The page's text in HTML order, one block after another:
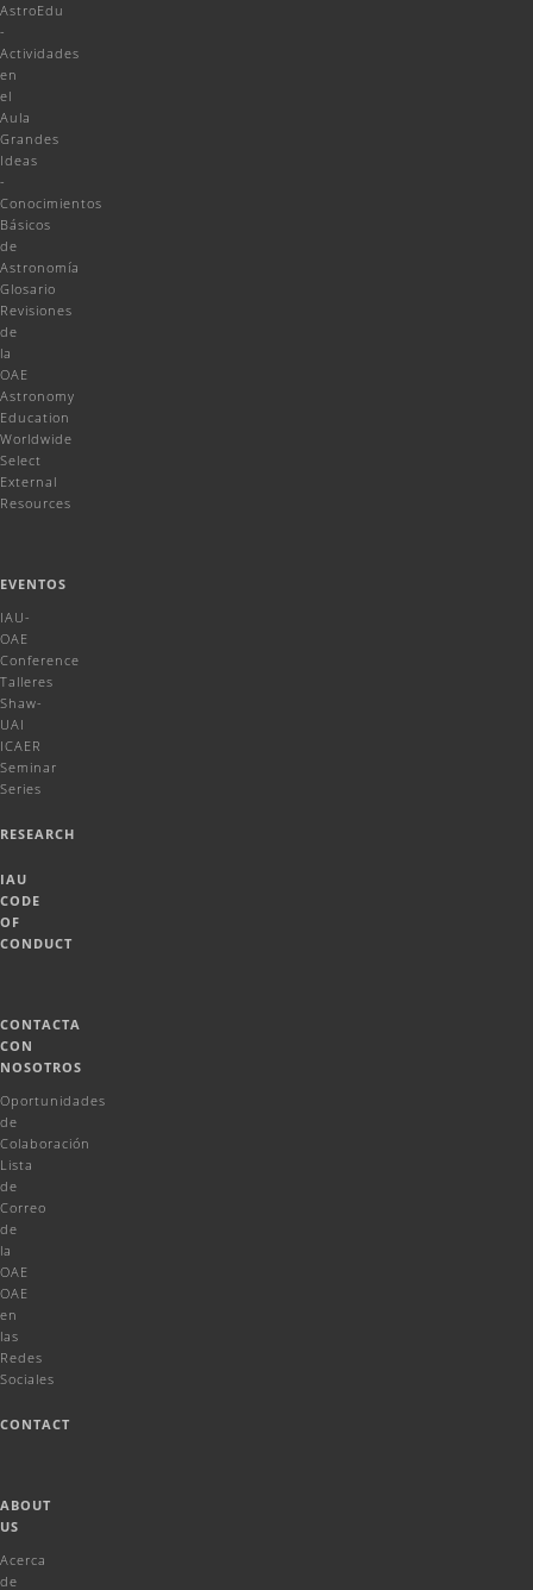
AstroEdu
-
Actividades
en
el
Aula
Grandes
Ideas
-
Conocimientos
Básicos
de
Astronomía
Glosario
Revisiones
de
la
OAE
Astronomy
Education
Worldwide
Select
External
Resources
EVENTOS
IAU-
OAE
Conference
Talleres
Shaw-
UAI
ICAER
Seminar
Series
RESEARCH
IAU
CODE
OF
CONDUCT
CONTACTA
CON
NOSOTROS
Oportunidades
de
Colaboración
Lista
de
Correo
de
la
OAE
OAE
en
las
Redes
Sociales
CONTACT
ABOUT
US
Acerca
de